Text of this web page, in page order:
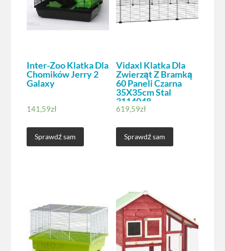
Inter-Zoo Klatka Dla
Chomików Jerry 2
Galaxy
141,59zł
Sprawdź sam
Vidaxl Klatka Dla
Zwierząt Z Bramką
60 Paneli Czarna
35X35cm Stal
3114048
619,59zł
Sprawdź sam